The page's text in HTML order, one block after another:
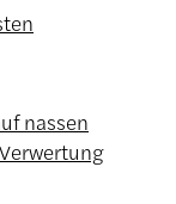
nassen